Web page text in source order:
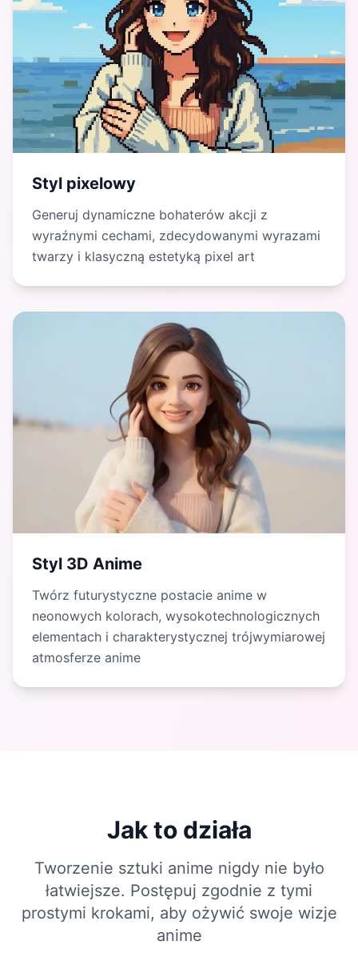
Styl pixelowy
Generuj dynamiczne bohaterów akcji z
wyraźnymi cechami, zdecydowanymi wyrazami
twarzy i klasyczną estetyką pixel art
Styl 3D Anime
Twórz futurystyczne postacie anime w
neonowych kolorach, wysokotechnologicznych
elementach i charakterystycznej trójwymiarowej
atmosferze anime
Jak to działa
Tworzenie sztuki anime nigdy nie było
łatwiejsze. Postępuj zgodnie z tymi
prostymi krokami, aby ożywić swoje wizje
anime